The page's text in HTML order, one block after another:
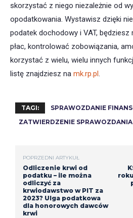
skorzystać z niego niezależnie od
opodatkowania. Wystawisz dzięki
podatek dochodowy i VAT, będziesz
płac, kontrolować zobowiązania,
korzystać z wielu, wielu innych
listę znajdziesz na mk.rp.pl .
TAGI:
SPRAWOZDANIE
ZATWIERDZENIE
POPRZEDNI ARTYKUŁ
Odliczenie krwi od
podatku – ile można
odliczyć za
krwiodawstwo w PIT za
2023? Ulga podatkowa
dla honorowych dawców
krwi